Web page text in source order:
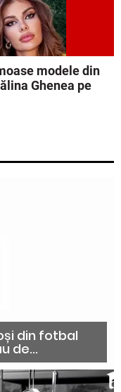
modele din
Ghenea pe
din fotbal
de...